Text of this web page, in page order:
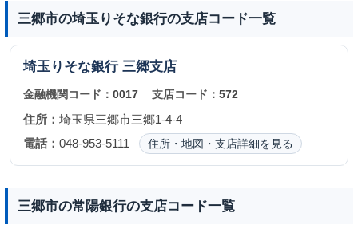
三郷市の埼玉りそな銀行の支店コード一覧
埼玉りそな銀行 三郷支店
金融機関コード： 0017 支店コード：572
住所： 埼玉県三郷市三郷1-4-4
電話： 048-953-5111 住所・地図・支店詳細を見る
三郷市の常陽銀行の支店コード一覧